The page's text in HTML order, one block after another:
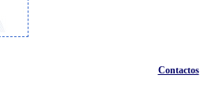
Contactos